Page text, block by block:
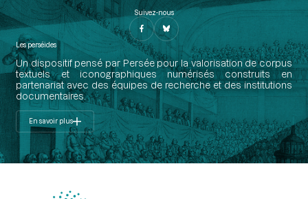
Suivez-nous
Les perséides
Un dispositif pensé par Persée pour la valorisation de corpus
textuels et iconographiques numérisés construits en
partenariat avec des équipes de recherche et des institutions
documentaires.
En savoir plus